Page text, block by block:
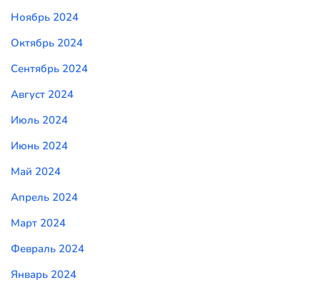
Ноябрь 2024
Октябрь 2024
Сентябрь 2024
Август 2024
Июль 2024
Июнь 2024
Май 2024
Апрель 2024
Март 2024
Февраль 2024
Январь 2024